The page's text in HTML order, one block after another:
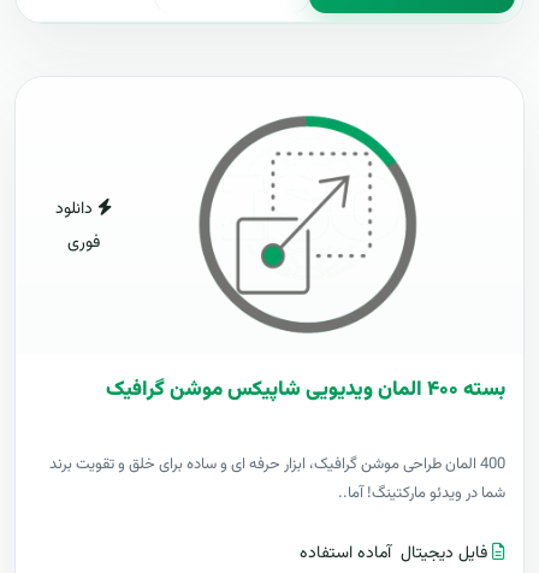
دانلود
فوری
بسته ۴۰۰ المان ویدیویی شاپیکس موشن گرافیک
400 المان طراحی موشن گرافیک، ابزار حرفه ای و ساده برای خلق و تقویت برند
شما در ویدئو مارکتینگ! آما..
فایل دیجیتال آماده استفاده